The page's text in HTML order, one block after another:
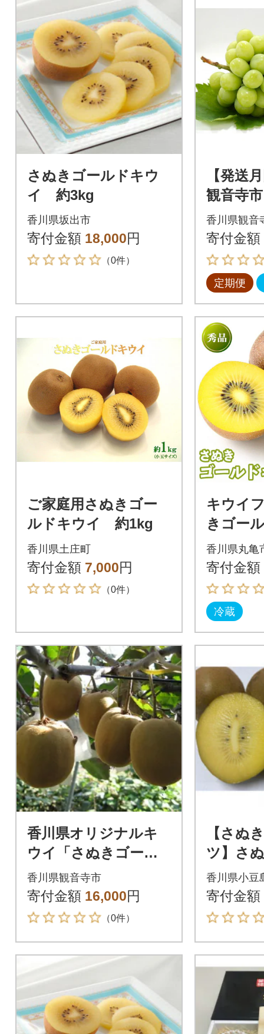
さぬきゴールドキウ
イ 約3kg
香川県坂出市
寄付金額 18,000円
（0件）
【発送
観音寺
便(シャ
ト+さぬ
ウイ)全
香川県観音
寄付金額
定期便
ご家庭用さぬきゴー
ルドキウイ 約1kg
香川県土庄町
寄付金額 7,000円
（0件）
キウイ
きゴー
冷蔵 香
発送:10
香川県丸亀
寄付金額
冷蔵
香川県オリジナルキ
ウイ「さぬきゴール
ド」約3kg
香川県観音寺市
寄付金額 16,000円
（0件）
【さぬ
ツ】さ
キウイ
香川県小豆
寄付金額